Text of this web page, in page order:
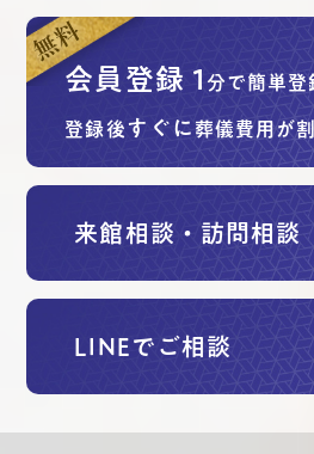
会員登録 1 分で簡単登
登録後すぐに 葬儀費用が
来館相談・訪問相談
LINEでご相談